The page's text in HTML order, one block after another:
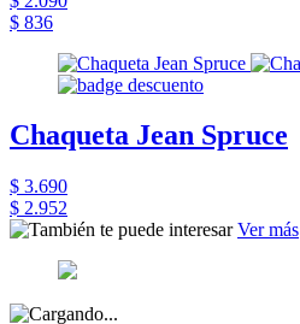
$ 836
Chaqueta Jean Spruce
$ 3.690
$ 2.952
Ver más